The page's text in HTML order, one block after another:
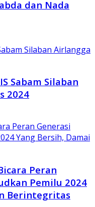
dan Nada
Sabam Silaban
2024
Peran
Pemilu 2024
Berintegritas